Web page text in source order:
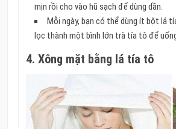
mịn rồi cho vào hũ sạch để dùng dần.
Mỗi ngày, bạn có thể dùng ít bột lá
lọc thành một bình lớn trà tía tô để
4. Xông mặt bằng lá tía tô